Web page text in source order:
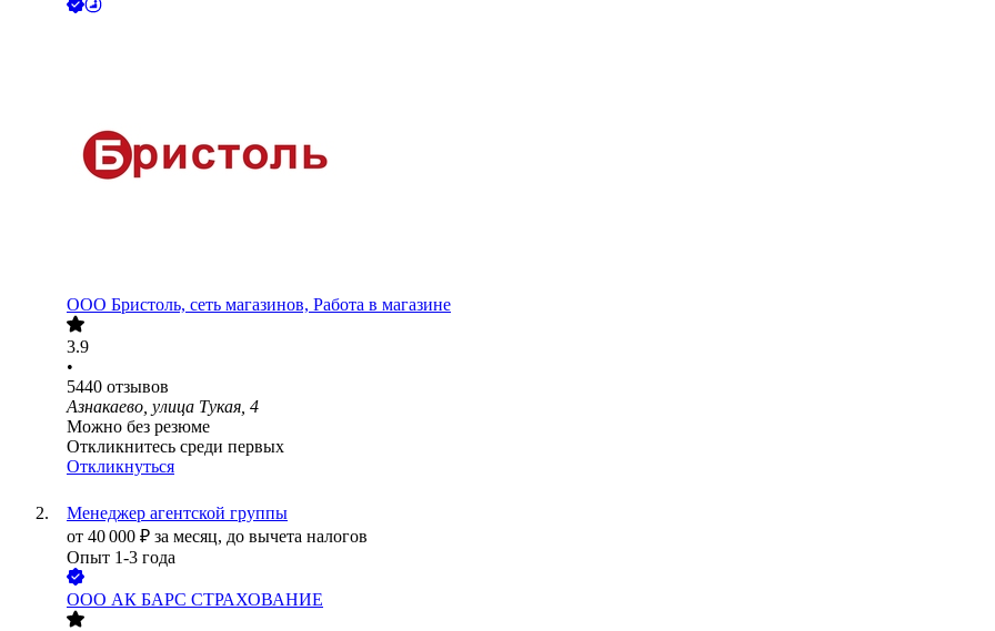
ООО Бристоль, сеть магазинов, Работа в магазине
3.9
•
5440 отзывов
Азнакаево, улица Тукая, 4
Можно без резюме
Откликнитесь среди первых
Откликнуться
Менеджер агентской группы
от 40 000 ₽ за месяц, до вычета налогов
Опыт 1-3 года
ООО АК БАРС СТРАХОВАНИЕ